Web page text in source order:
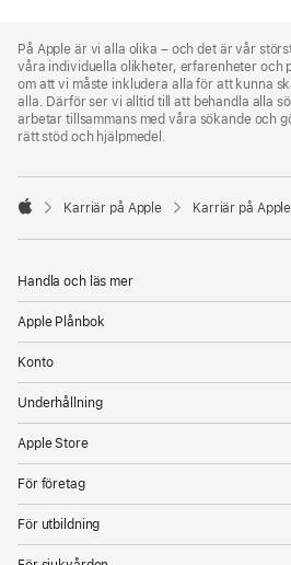
Footer
På Apple är vi alla olika – och det är vår
våra individuella olikheter, erfarenheter och
om att vi måste inkludera alla för att kunna
alla. Därför ser vi alltid till att behandla alla
arbetar tillsammans med våra sökande och
rätt stöd och hjälpmedel.

Karriär på Apple Karriär på Apple
Handla och läs mer
Apple Plånbok
Konto
Underhållning
Apple Store
För företag
För utbildning